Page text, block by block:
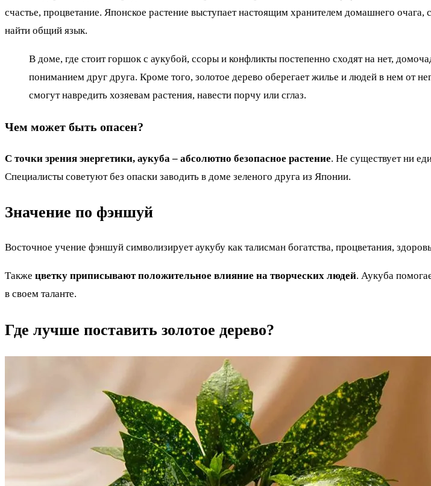
счастье, процветание. Японское растение выступает настоящим хранителем домашнего
найти общий язык.
В доме, где стоит горшок с аукубой, ссоры и конфликты постепенно сходят на нет,
пониманием друг друга. Кроме того, золотое дерево оберегает жилье и людей в нем от
смогут навредить хозяевам растения, навести порчу или сглаз.
Чем может быть опасен?
С точки зрения энергетики, аукуба – абсолютно безопасное растение. Не существует ни
Специалисты советуют без опаски заводить в доме зеленого друга из Японии.
Значение по фэншуй
Восточное учение фэншуй символизирует аукубу как талисман богатства, процветания,
Также цветку приписывают положительное влияние на творческих людей. Аукуба
в своем таланте.
Где лучше поставить золотое дерево?